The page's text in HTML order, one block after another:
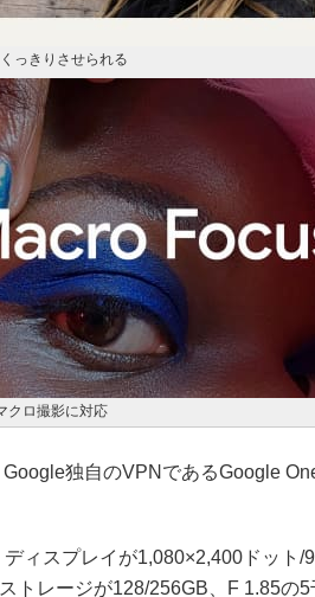
っきりさせられる
クロ撮影に対応
独自のVPNであるGoogle
ィスプレイが1,080×2,400ドット/
トレージが128/256GB、F 1.85の